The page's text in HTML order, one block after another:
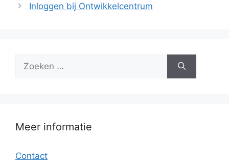
Inloggen bij Ontwikkelcentrum
naar:
Meer informatie
Contact